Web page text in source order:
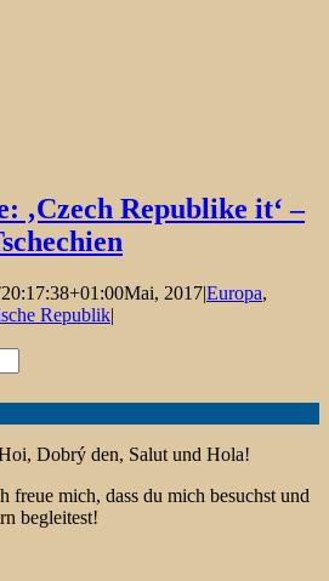
‚Czech Republike it‘ –
Mai, 2017|Europa,
Republik|
Dobrý den, Salut und Hola!
freue mich, dass du mich besuchst und
begleitest!